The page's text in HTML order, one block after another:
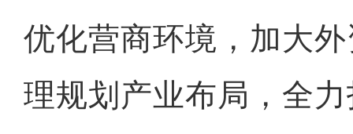
优化营商环境，加大
理规划产业布局，全